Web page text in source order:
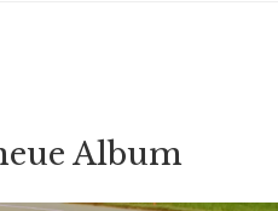
Album